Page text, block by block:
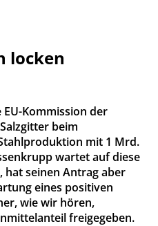
locken
Kommission der
beim
mit 1 Mrd.
wartet auf diese
hat seinen Antrag aber
eines positiven
wie wir hören,
freigegeben.